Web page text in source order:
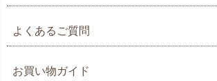
よくあるご質問
お買い物ガイド